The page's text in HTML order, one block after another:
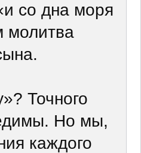
со дна моря
молитва
Точного
Но мы,
каждого